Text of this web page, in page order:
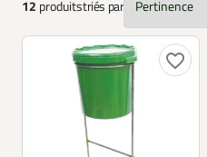
à nettoyer et à remplir, ces
une alimentation régulière et une
gibier aux places
12 produitstriés par
favorite_border